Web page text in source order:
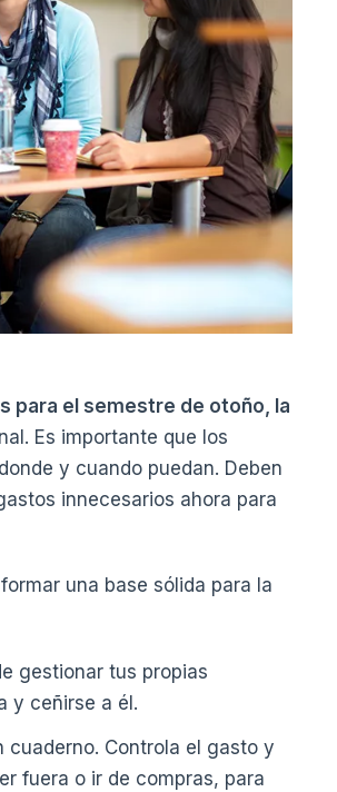
para el semestre de otoño, la
Es importante que los
y cuando puedan. Deben
innecesarios ahora para
una base sólida para la
gestionar tus propias
y ceñirse a él.
cuaderno. Controla el gasto y
fuera o ir de compras, para